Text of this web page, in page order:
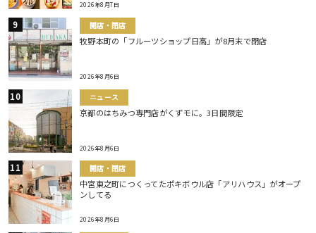
2026年8月7日
開店・閉店
牧野本町の「フルーツショップ日高」が8月末で閉店
2026年8月6日
ニュース
京都のはちみつ専門店がくずモに。3日間限定
2026年8月6日
開店・閉店
中宮東之町につくってたポキボウル店「アリハウス」がオープ
ンしてる
2026年8月6日